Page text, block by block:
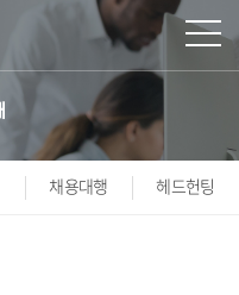
채용대행 헤드헌팅